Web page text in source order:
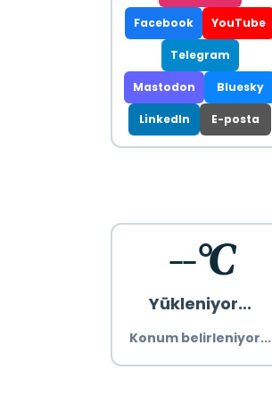
Facebook YouTube
Telegram
Mastodon Bluesky
LinkedIn E-posta
--°C
Yükleniyor...
Konum belirleniyor...